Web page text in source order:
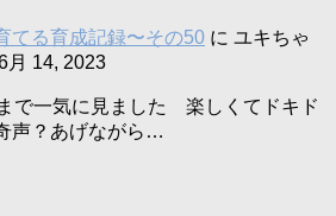
てる育成記録〜その50 に ユキちゃ
月 14, 2023
で一気に見ました 楽しくてドキド
声？あげながら…